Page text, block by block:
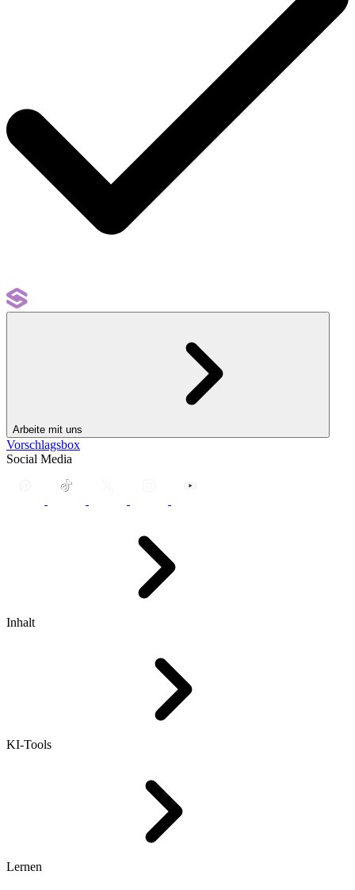
Arbeite mit uns
Vorschlagsbox
Social Media
Inhalt
KI-Tools
Lernen